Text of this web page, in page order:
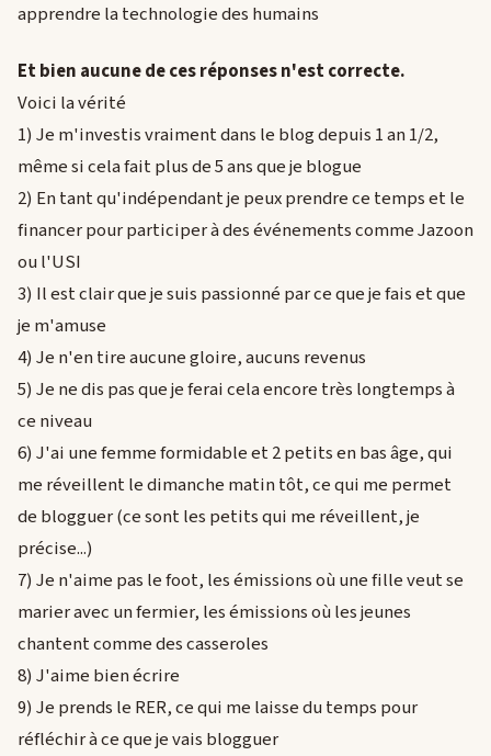
apprendre la technologie des humains
Et bien aucune de ces réponses n'est correcte.
Voici la vérité
1) Je m'investis vraiment dans le blog depuis 1 an 1/2,
même si cela fait plus de 5 ans que je blogue
2) En tant qu'indépendant je peux prendre ce temps et le
financer pour participer à des événements comme Jazoon
ou l'USI
3) Il est clair que je suis passionné par ce que je fais et que
je m'amuse
4) Je n'en tire aucune gloire, aucuns revenus
5) Je ne dis pas que je ferai cela encore très longtemps à
ce niveau
6) J'ai une femme formidable et 2 petits en bas âge, qui
me réveillent le dimanche matin tôt, ce qui me permet
de blogguer (ce sont les petits qui me réveillent, je
précise...)
7) Je n'aime pas le foot, les émissions où une fille veut se
marier avec un fermier, les émissions où les jeunes
chantent comme des casseroles
8) J'aime bien écrire
9) Je prends le RER, ce qui me laisse du temps pour
réfléchir à ce que je vais blogguer